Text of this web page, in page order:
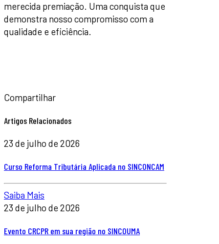
merecida premiação. Uma conquista que
demonstra nosso compromisso com a
qualidade e eficiência.
Compartilhar
Artigos Relacionados
23 de julho de 2026
Curso Reforma Tributária Aplicada no SINCONCAM
Saiba Mais
23 de julho de 2026
Evento CRCPR em sua região no SINCOUMA